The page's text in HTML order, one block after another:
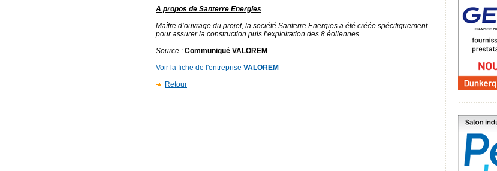
A propos de Santerre Energies
Maître d’ouvrage du projet, la société Santerre Energies a été créée spécifiquement
pour assurer la construction puis l’exploitation des 8 éoliennes.
Source : Communiqué VALOREM
Voir la fiche de l'entreprise VALOREM
Retour